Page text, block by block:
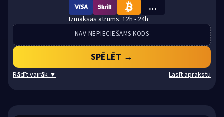
...
12h - 24h
NAV NEPIECIEŠAMS KODS
SPĒLĒT →
Rādīt vairāk ▼ Lasīt aprakstu